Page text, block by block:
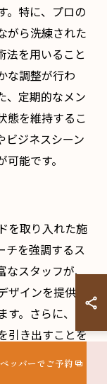
。特に、プロの
がら洗練された
法を用いること
な調整が行わ
、定期的なメン
態を維持するこ
ビジネスシーン
能です。
を取り入れた施
チを強調するス
なスタッフが、
ザインを提供
。さらに、ト
引き出すことを
持されていま
ッパーでご予約